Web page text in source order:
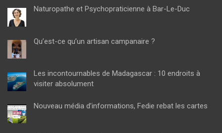
Naturopathe et Psychopraticienne à Bar-Le-Duc
Qu’est-ce qu’un artisan campanaire ?
Les incontournables de Madagascar : 10 endroits à
visiter absolument
Nouveau média d’informations, Fedie rebat les cartes